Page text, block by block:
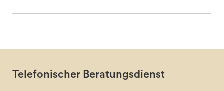
Telefonischer Beratungsdienst